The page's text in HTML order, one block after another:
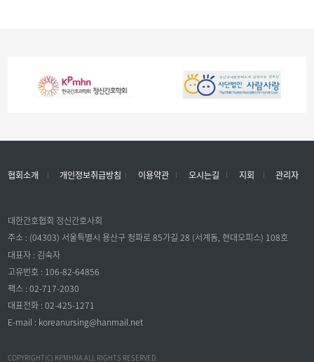
협회소개 개인정보취급방침 이용약관 오시는길 지회 관리자
대한간호협회 정신간호사회
주소 : (04303) 서울특별시 용산구 청파로 85가길 28 (서계동, 현대오피스) 108호
대표자 : 김숙자
고유번호 : 106-82-64856
팩스 : 02-717-2030
대표전화 : 02-425-1271
E-mail : koreanursing@hanmail.net
COPYRIGHT(C) KPMHNA ALL RIGHTS RESERVED.